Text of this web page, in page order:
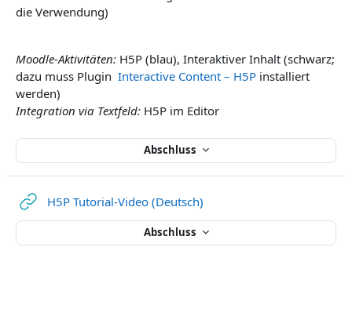
Abschluss
die Verwendung)
Moodle-Aktivitäten: H5P (blau), Interaktiver Inhalt (schwarz;
dazu muss Plugin Interactive Content – H5P installiert
werden)
Integration via Textfeld: H5P im Editor
H5P Tutorial-Video (Deutsch)
Abschluss